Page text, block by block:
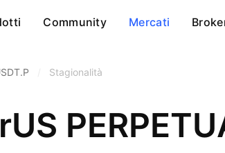
Community Mercati
Stagionalità